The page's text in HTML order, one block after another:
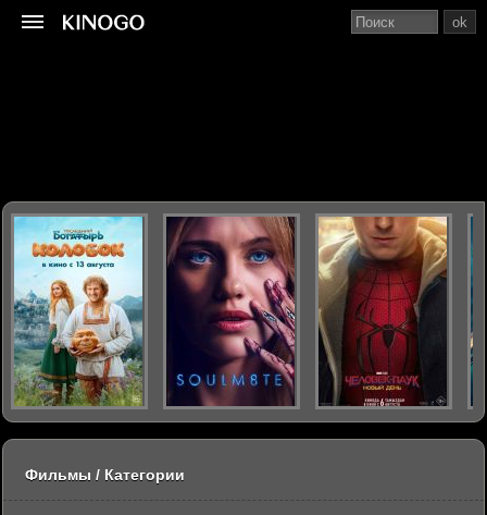
ok
Фильмы / Категории